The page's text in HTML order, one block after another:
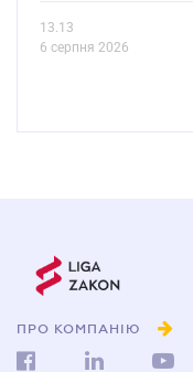
13.13
6 серпня 2026
ПРО КОМПАНІЮ